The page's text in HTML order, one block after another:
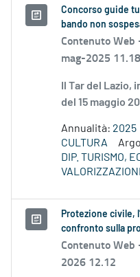
Concorso guide
bando non
Contenuto Web
mag-2025 11.18
Il Tar del Lazio,
del 15 maggio
Annualità: 2025
CULTURA
DIP. TURISMO,
Protezione civile,
confronto sulla
Contenuto Web
2026 12.12